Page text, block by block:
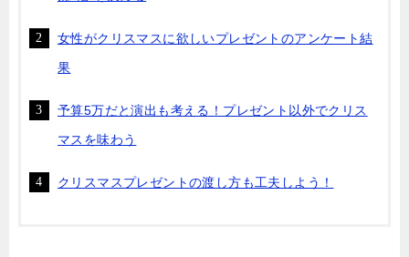
女性がクリスマスに欲しいプレゼントのアンケート結
果
予算5万だと演出も考える！プレゼント以外でクリス
マスを味わう
クリスマスプレゼントの渡し方も工夫しよう！